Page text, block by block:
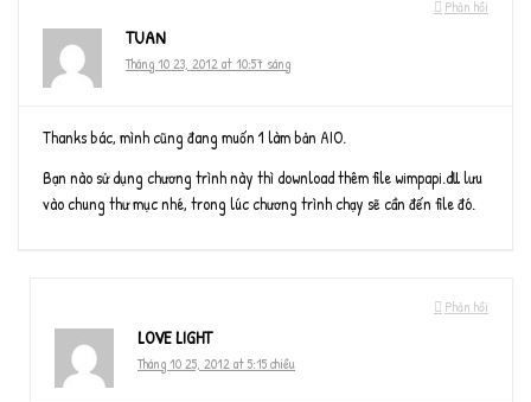
Phản hồi
TUAN
Tháng 10 23, 2012 at 10:57 sáng
Thanks bác, mình cũng đang muốn 1 làm bản AIO.
Bạn nào sử dụng chương trình này thì download thêm file wimpapi.dll lưu
vào chung thư mục nhé, trong lúc chương trình chạy sẽ cần đến file đó.
Phản hồi
LOVE LIGHT
Tháng 10 25, 2012 at 5:15 chiều